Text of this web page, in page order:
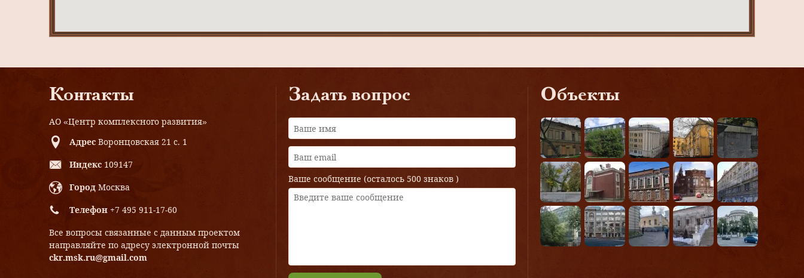
Контакты
АО «Центр комплексного развития»
Адрес Воронцовская 21 с. 1
Индекс 109147
Город Москва
Телефон +7 495 911-17-60
Все вопросы связанные с данным проектом
направляйте по адресу электронной почты
ckr.msk.ru@gmail.com
Задать вопрос
Ваше сообщение (осталось 500 знаков )
Объекты